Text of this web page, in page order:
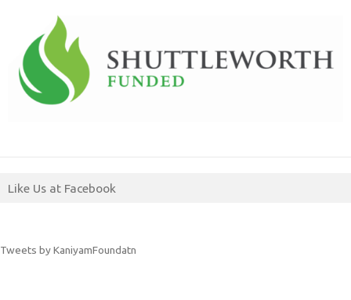
Like Us at Facebook
Tweets by KaniyamFoundatn